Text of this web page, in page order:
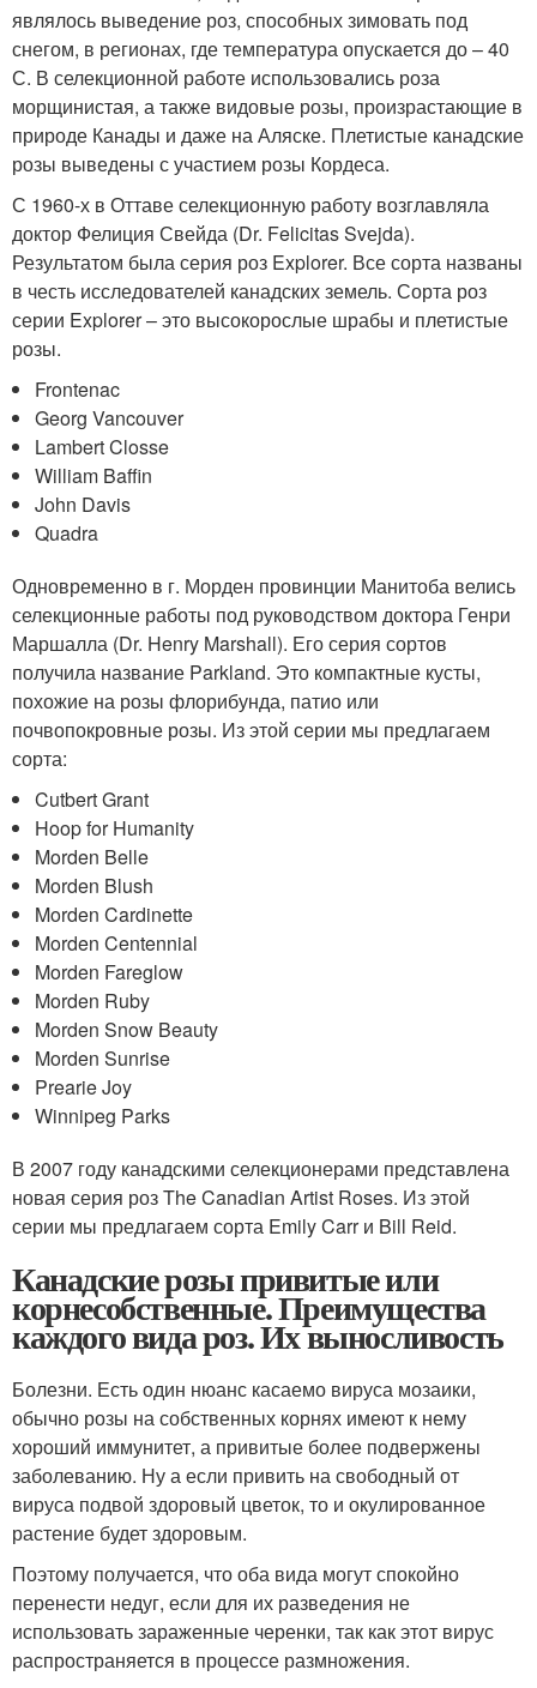
являлось выведение роз, способных зимовать под
снегом, в регионах, где температура опускается до – 40
С. В селекционной работе использовались роза
морщинистая, а также видовые розы, произрастающие в
природе Канады и даже на Аляске. Плетистые канадские
розы выведены с участием розы Кордеса.
С 1960-х в Оттаве селекционную работу возглавляла
доктор Фелиция Свейда (Dr. Felicitas Svеjda).
Результатом была серия роз Explorer. Все сорта названы
в честь исследователей канадских земель. Сорта роз
серии Explorer – это высокорослые шрабы и плетистые
розы.
Frontenac
Georg Vancouver
Lambert Closse
William Baffin
John Davis
Quadra
Одновременно в г. Морден провинции Манитоба велись
селекционные работы под руководством доктора Генри
Маршалла (Dr. Henry Marshall). Его серия сортов
получила название Parkland. Это компактные кусты,
похожие на розы флорибунда, патио или
почвопокровные розы. Из этой серии мы предлагаем
сорта:
Cutbert Grant
Hoop for Humanity
Morden Belle
Morden Blush
Morden Cardinette
Morden Centennial
Morden Fareglow
Morden Ruby
Morden Snow Beauty
Morden Sunrise
Prearie Joy
Winnipeg Parks
В 2007 году канадскими селекционерами представлена
новая серия роз The Canadian Artist Roses. Из этой
серии мы предлагаем сорта Emily Carr и Bill Reid.
Канадские розы привитые или
корнесобственные. Преимущества
каждого вида роз. Их выносливость
Болезни. Есть один нюанс касаемо вируса мозаики,
обычно розы на собственных корнях имеют к нему
хороший иммунитет, а привитые более подвержены
заболеванию. Ну а если привить на свободный от
вируса подвой здоровый цветок, то и окулированное
растение будет здоровым.
Поэтому получается, что оба вида могут спокойно
перенести недуг, если для их разведения не
использовать зараженные черенки, так как этот вирус
распространяется в процессе размножения.